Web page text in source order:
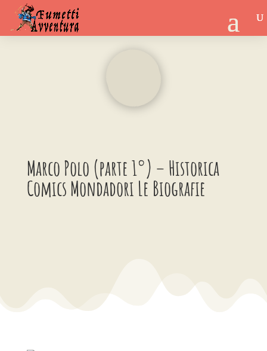
Marco Polo (parte 1°) – Historica
Comics Mondadori Le Biografie